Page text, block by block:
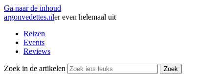
Ga naar de inhoud
argonvedettes.nler even helemaal uit
Reizen
Events
Reviews
Zoek in de artikelen Zoek